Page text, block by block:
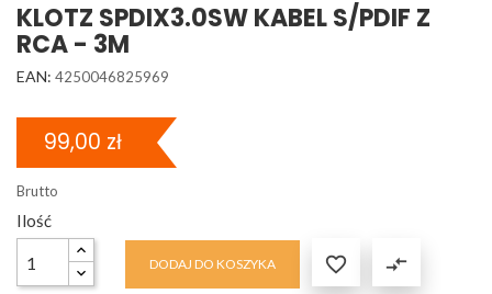
KLOTZ SPDIX3.0SW KABEL S/PDIF Z
RCA - 3M
EAN: 4250046825969
99,00 zł
Brutto
Ilość
DODAJ DO KOSZYKA  compare_arrows